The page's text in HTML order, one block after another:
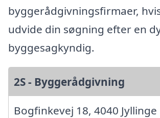
byggerådgivningsfirmaer,
udvide din søgning efter en
byggesagkyndig.
2S - Byggerådgivning
Bogfinkevej 18, 4040 Jyllinge